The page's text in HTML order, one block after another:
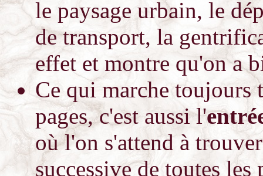
le paysage urbain, le
de transport, la
effet et montre qu'on a
Ce qui marche toujours
pages, c'est aussi l'
où l'on s'attend à
successive de toutes